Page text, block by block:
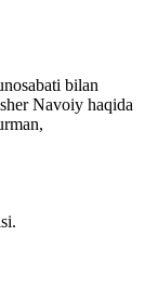
bilan
Navoiy haqida